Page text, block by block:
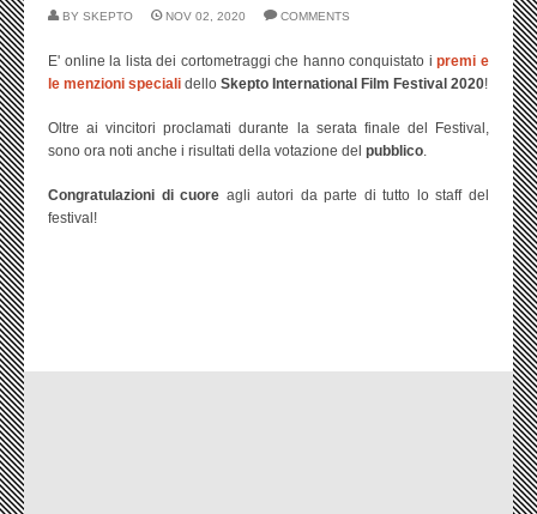
BY SKEPTO NOV 02, 2020 COMMENTS
E' online la lista dei cortometraggi che hanno conquistato ipremi e
le menzioni speciali dello Skepto International Film Festival 2020!
Oltre ai vincitori proclamati durante la serata finale del Festival,
sono ora noti anche i risultati della votazione del pubblico.
Congratulazioni di cuore agli autori da parte di tutto lo staff del
festival!